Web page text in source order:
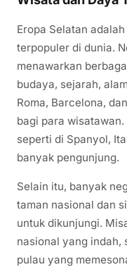
Eropa Selatan
terpopuler di dunia.
menawarkan
budaya, sejarah,
Roma, Barcelona,
bagi para
seperti di Spanyol,
banyak pengunjung.
Selain itu, banyak
taman nasional dan
untuk dikunjungi.
nasional yang indah,
pulau yang